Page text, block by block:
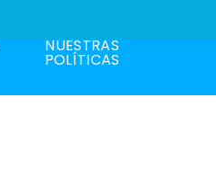
NUESTRAS
POLÍTICAS